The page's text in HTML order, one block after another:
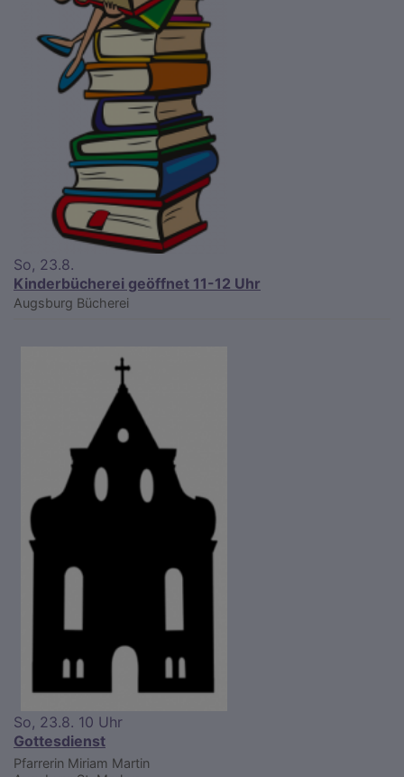
So, 23.8.
Kinderbücherei geöffnet 11-12 Uhr
Augsburg Bücherei
So, 23.8. 10 Uhr
Gottesdienst
Pfarrerin Miriam Martin